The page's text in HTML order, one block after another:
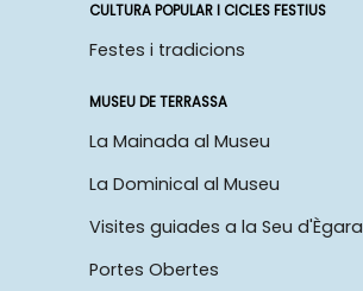
CULTURA POPULAR I CICLES FESTIUS
Festes i tradicions
MUSEU DE TERRASSA
La Mainada al Museu
La Dominical al Museu
Visites guiades a la Seu d'Ègara
Portes Obertes